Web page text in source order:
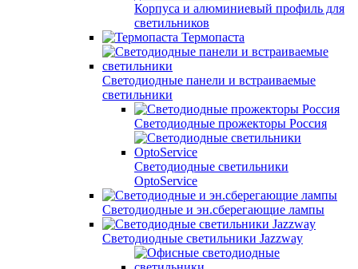
Корпуса и алюминиевый профиль для
светильников
Термопаста
Светодиодные панели и встраиваемые
светильники
Светодиодные прожекторы Россия
Светодиодные светильники
OptoService
Светодиодные и эн.сберегающие лампы
Светодиодные светильники Jazzway